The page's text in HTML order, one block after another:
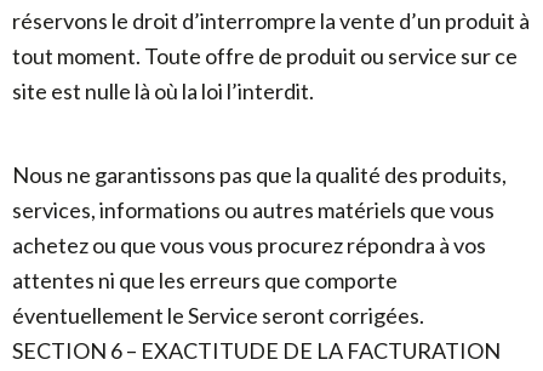
réservons le droit d’interrompre la vente d’un produit à
tout moment. Toute offre de produit ou service sur ce
site est nulle là où la loi l’interdit.
Nous ne garantissons pas que la qualité des produits,
services, informations ou autres matériels que vous
achetez ou que vous vous procurez répondra à vos
attentes ni que les erreurs que comporte
éventuellement le Service seront corrigées.
SECTION 6 – EXACTITUDE DE LA FACTURATION